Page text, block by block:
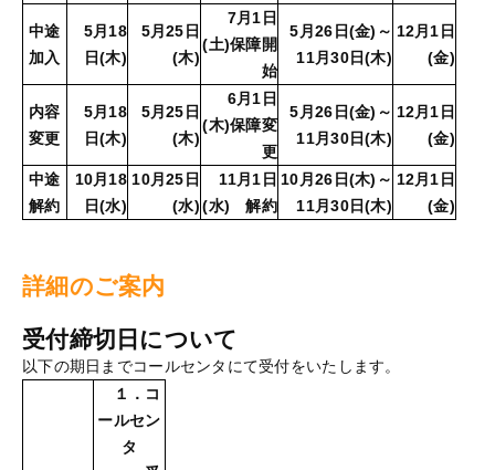
中途
加入
5月18
日(木)
5月25日
(木)
7月1日
(土)保障開
始
5月26日(金)～
11月30日(木)
12月1日
(金)
内容
変更
5月18
日(木)
5月25日
(木)
6月1日
(木)保障変
更
5月26日(金)～
11月30日(木)
12月1日
(金)
中途
解約
10月18
日(水)
10月25日
(水)
11月1日
(水) 解約
10月26日(木)～
11月30日(木)
12月1日
(金)
詳細のご案内
受付締切日について
以下の期日までコールセンタにて受付をいたします。
１．コ
ールセン
タ